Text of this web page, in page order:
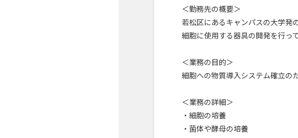
＜勤務先の概要＞
若松区にあるキャンパスの大学発
細胞に使用する器具の開発を行って
＜業務の目的＞
細胞への物質導入システム確立の
＜業務の詳細＞
・細胞の培養
・菌体や酵母の培養